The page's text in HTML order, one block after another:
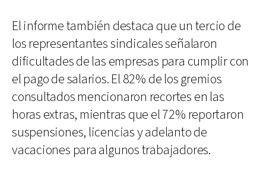
El informe también destaca que un tercio de
los representantes sindicales señalaron
dificultades de las empresas para cumplir con
el pago de salarios. El 82% de los gremios
consultados mencionaron recortes en las
horas extras, mientras que el 72% reportaron
suspensiones, licencias y adelanto de
vacaciones para algunos trabajadores.